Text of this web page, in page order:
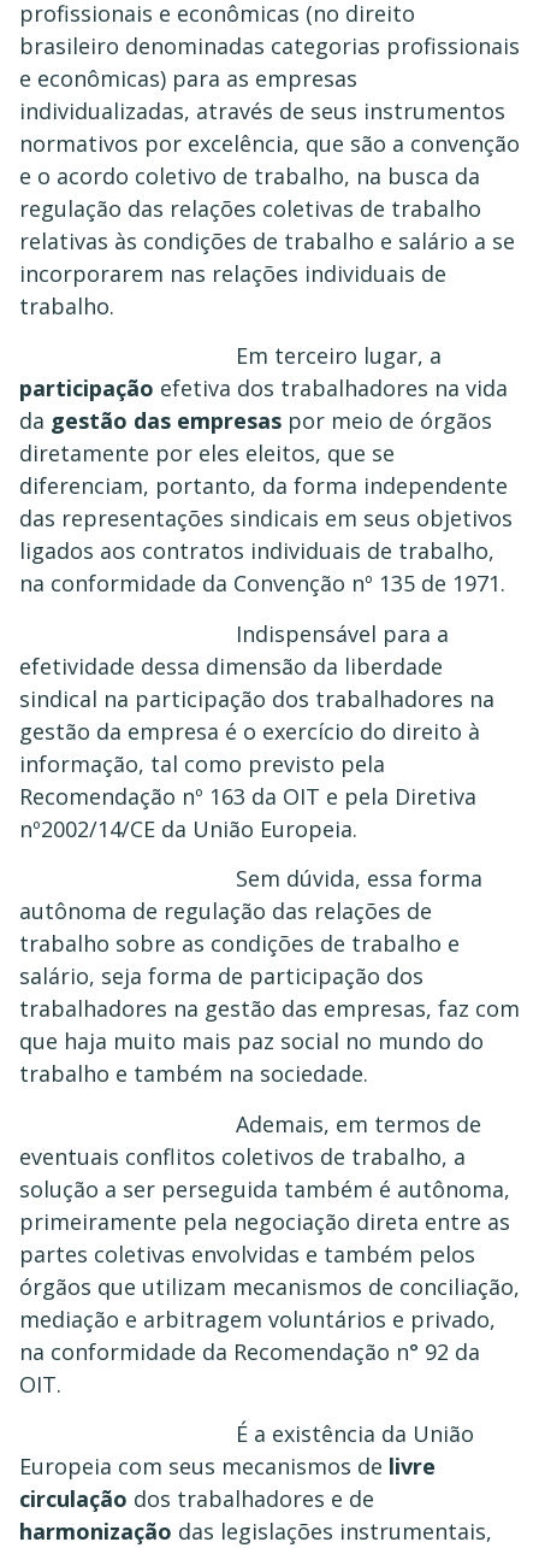
profissionais e econômicas (no direito
brasileiro denominadas categorias profissionais
e econômicas) para as empresas
individualizadas, através de seus instrumentos
normativos por excelência, que são a convenção
e o acordo coletivo de trabalho, na busca da
regulação das relações coletivas de trabalho
relativas às condições de trabalho e salário a se
incorporarem nas relações individuais de
trabalho.
Em terceiro lugar, a
participação efetiva dos trabalhadores na vida
da gestão das empresas por meio de órgãos
diretamente por eles eleitos, que se
diferenciam, portanto, da forma independente
das representações sindicais em seus objetivos
ligados aos contratos individuais de trabalho,
na conformidade da Convenção nº 135 de 1971.
Indispensável para a
efetividade dessa dimensão da liberdade
sindical na participação dos trabalhadores na
gestão da empresa é o exercício do direito à
informação, tal como previsto pela
Recomendação nº 163 da OIT e pela Diretiva
nº2002/14/CE da União Europeia.
Sem dúvida, essa forma
autônoma de regulação das relações de
trabalho sobre as condições de trabalho e
salário, seja forma de participação dos
trabalhadores na gestão das empresas, faz com
que haja muito mais paz social no mundo do
trabalho e também na sociedade.
Ademais, em termos de
eventuais conflitos coletivos de trabalho, a
solução a ser perseguida também é autônoma,
primeiramente pela negociação direta entre as
partes coletivas envolvidas e também pelos
órgãos que utilizam mecanismos de conciliação,
mediação e arbitragem voluntários e privado,
na conformidade da Recomendação n° 92 da
OIT.
É a existência da União
Europeia com seus mecanismos de livre
circulação dos trabalhadores e de
harmonização das legislações instrumentais,